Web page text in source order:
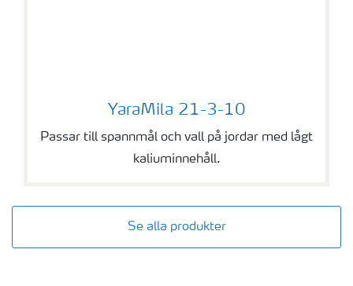
YaraMila 21-3-10
Passar till spannmål och vall på jordar med lågt
kaliuminnehåll.
Se alla produkter